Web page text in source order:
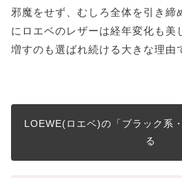
邪魔をせず、むしろ全体を引き締
にロエベのレザーは経年変化も美
増すのも選ばれ続ける大きな理由
LOEWE(ロエベ)の「ブラック系
る